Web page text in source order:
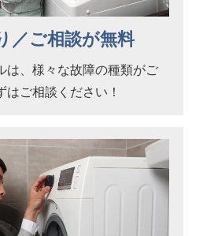
／ご相談が無料
は、様々な故障の種類がご
はご相談ください！